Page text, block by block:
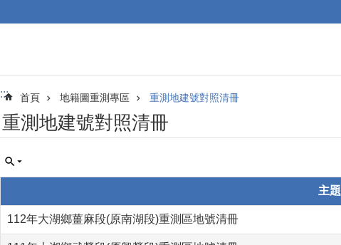
::: 首頁 地籍圖重測專區 重測地建號對照清冊
重測地建號對照清冊
主題
112年大湖鄉薑麻段(原南湖段)重測區地號清冊